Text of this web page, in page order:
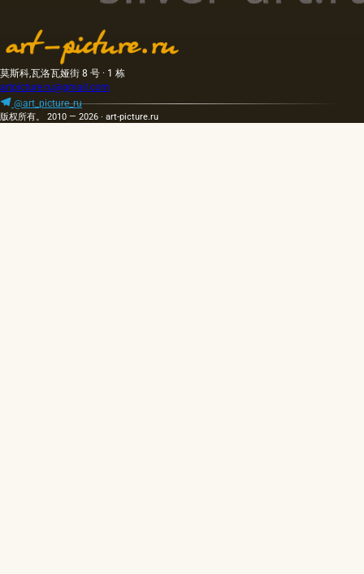
莫斯科,瓦洛瓦娅街 8 号 · 1 栋
artpicture.ru@gmail.com
@art_picture_ru
版权所有。 2010 — 2026 · art-picture.ru